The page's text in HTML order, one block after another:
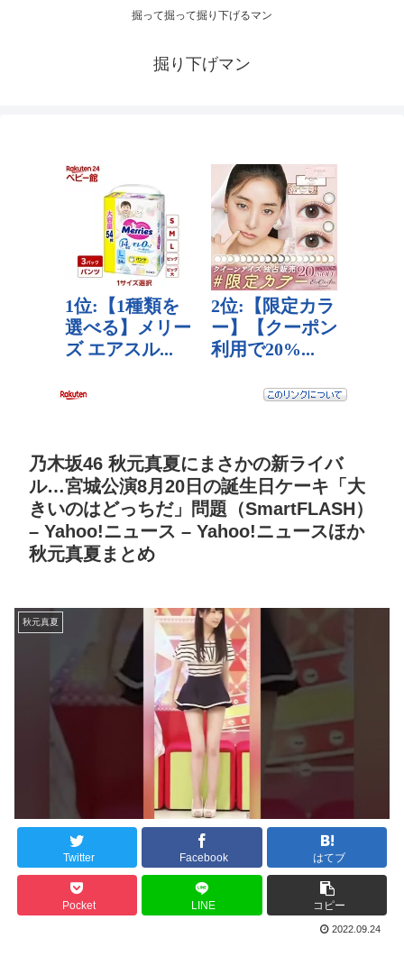
掘って掘って掘り下げるマン
掘り下げマン
乃木坂46 秋元真夏にまさかの新ライバ
ル…宮城公演8月20日の誕生日ケーキ「大
きいのはどっちだ」問題（SmartFLASH）
– Yahoo!ニュース – Yahoo!ニュースほか
秋元真夏まとめ
秋元真夏
Twitter Facebook はてブ
Pocket LINE コピー
2022.09.24